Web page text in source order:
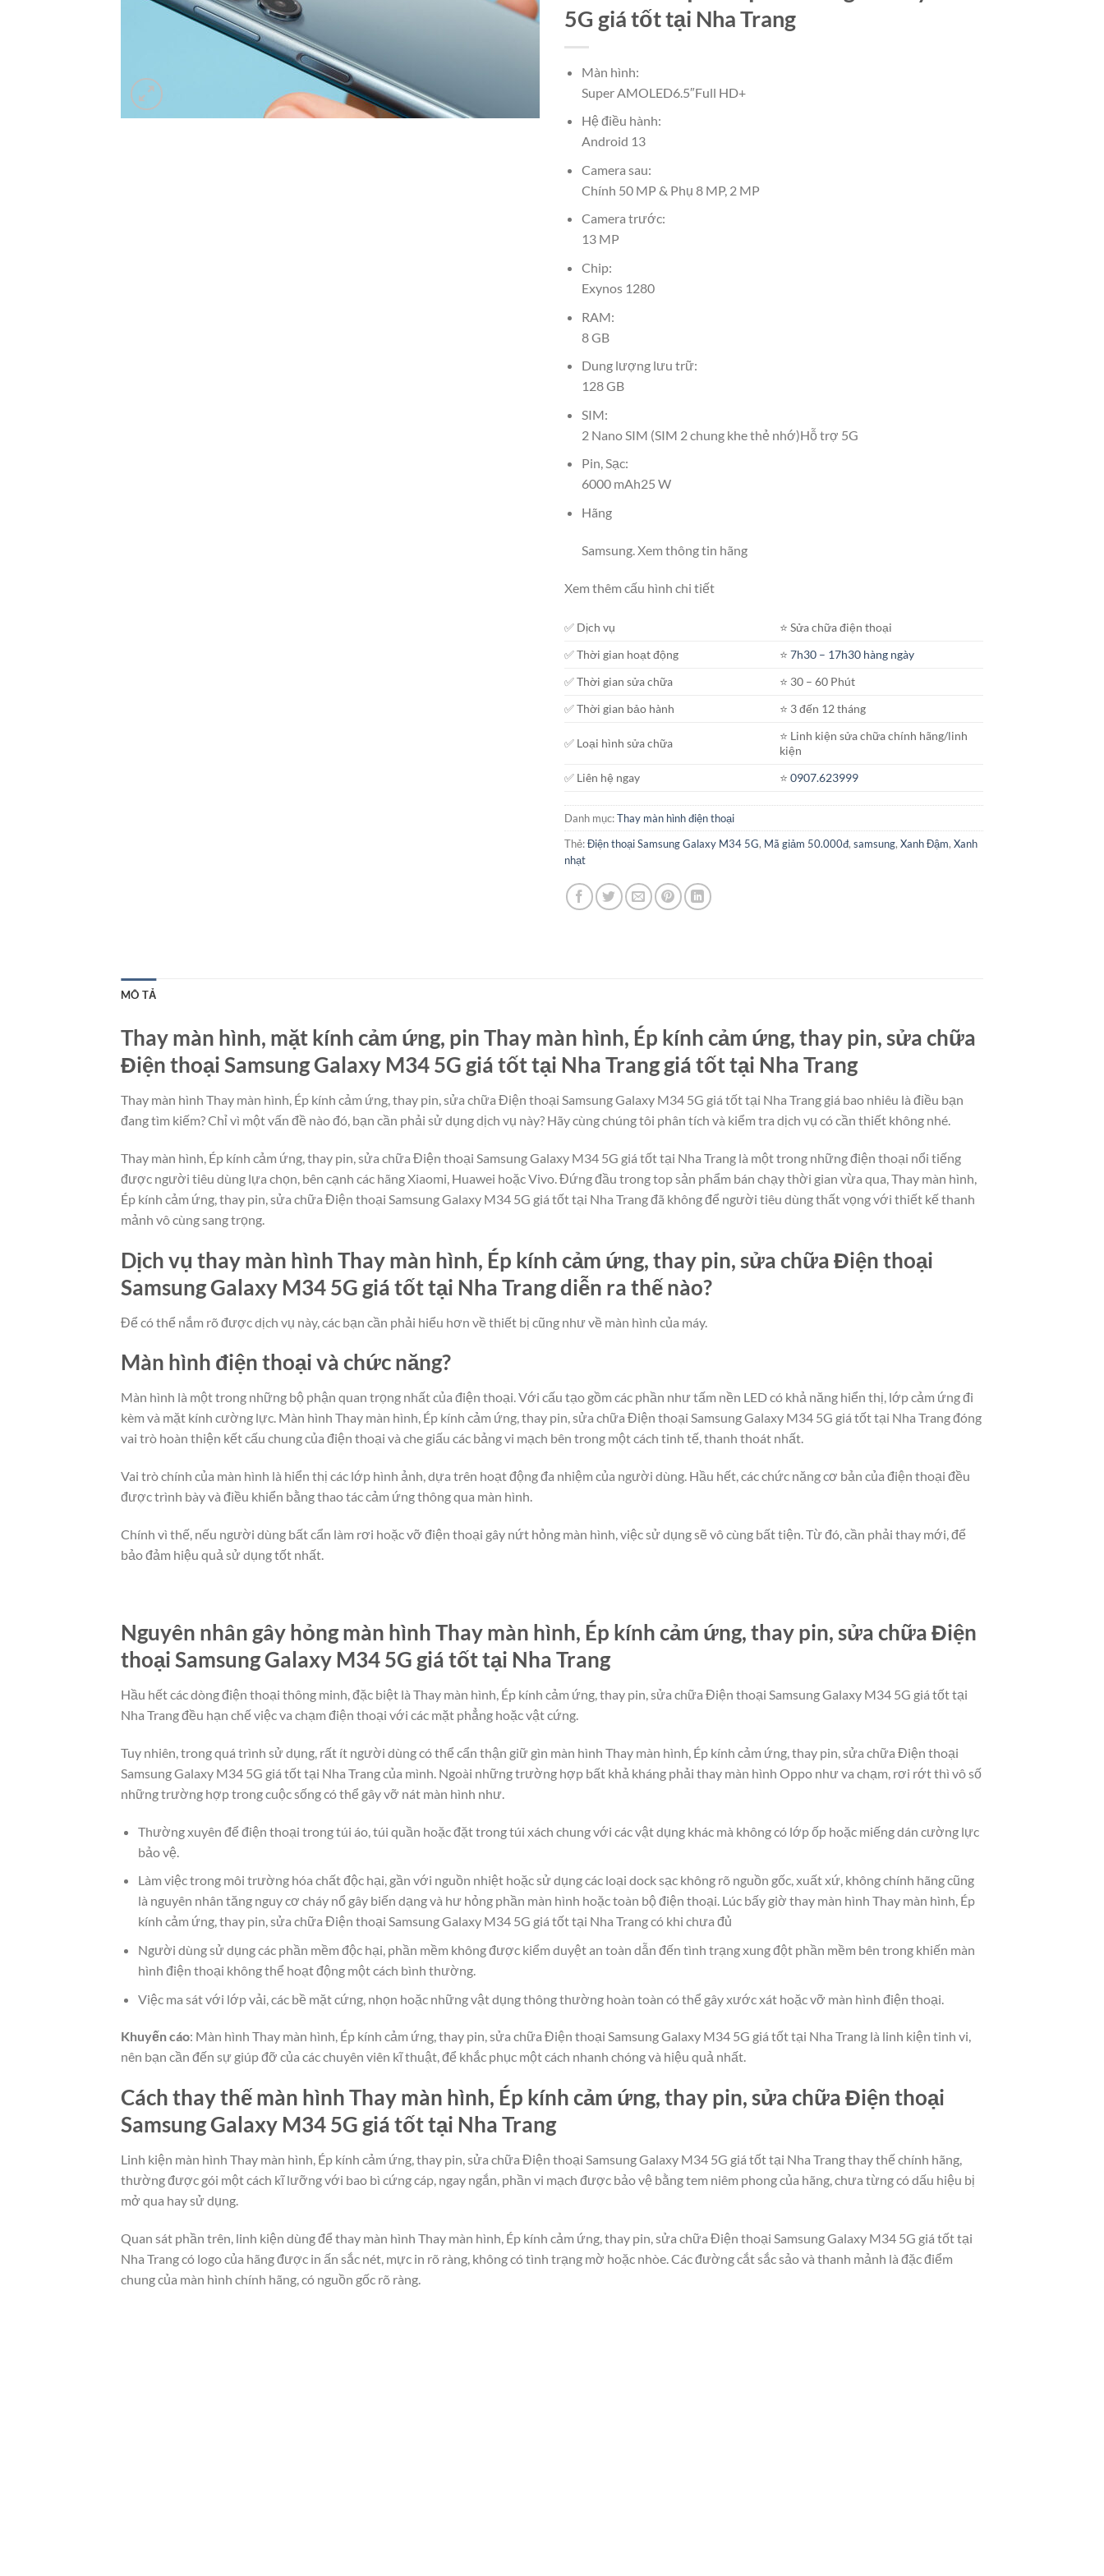
5G giá tốt tại Nha Trang
Màn hình:
Super AMOLED6.5″Full HD+
Hệ điều hành:
Android 13
Camera sau:
Chính 50 MP & Phụ 8 MP, 2 MP
Camera trước:
13 MP
Chip:
Exynos 1280
RAM:
8 GB
Dung lượng lưu trữ:
128 GB
SIM:
2 Nano SIM (SIM 2 chung khe thẻ nhớ)Hỗ trợ 5G
Pin, Sạc:
6000 mAh25 W
Hãng
Samsung.Xem thông tin hãng
Xem thêm cấu hình chi tiết
✅ Dịch vụ
⭐️ Sửa chữa điện thoại
✅ Thời gian hoạt động
⭐️7h30 – 17h30 hàng ngày
✅ Thời gian sửa chữa
⭐️ 30 – 60 Phút
✅ Thời gian bảo hành
⭐️ 3 đến 12 tháng
✅ Loại hình sửa chữa
⭐️ Linh kiện sửa chữa chính hãng/linh
kiện
✅ Liên hệ ngay
⭐️0907.623999
Danh mục:Thay màn hình điện thoại
Thẻ:Điện thoại Samsung Galaxy M34 5G, Mã giảm 50.000đ, samsung, Xanh Đậm, Xanh
nhạt
MÔ TẢ
Thay màn hình, mặt kính cảm ứng, pin Thay màn hình, Ép kính cảm ứng, thay pin, sửa chữa
Điện thoại Samsung Galaxy M34 5G giá tốt tại Nha Trang giá tốt tại Nha Trang
Thay màn hình Thay màn hình, Ép kính cảm ứng, thay pin, sửa chữa Điện thoại Samsung Galaxy M34 5G giá tốt tại Nha Trang giá bao nhiêu là điều bạn
đang tìm kiếm? Chỉ vì một vấn đề nào đó, bạn cần phải sử dụng dịch vụ này? Hãy cùng chúng tôi phân tích và kiểm tra dịch vụ có cần thiết không nhé.
Thay màn hình, Ép kính cảm ứng, thay pin, sửa chữa Điện thoại Samsung Galaxy M34 5G giá tốt tại Nha Trang là một trong những điện thoại nổi tiếng
được người tiêu dùng lựa chọn, bên cạnh các hãng Xiaomi, Huawei hoặc Vivo. Đứng đầu trong top sản phẩm bán chạy thời gian vừa qua, Thay màn hình,
Ép kính cảm ứng, thay pin, sửa chữa Điện thoại Samsung Galaxy M34 5G giá tốt tại Nha Trang đã không để người tiêu dùng thất vọng với thiết kế thanh
mảnh vô cùng sang trọng.
Dịch vụ thay màn hình Thay màn hình, Ép kính cảm ứng, thay pin, sửa chữa Điện thoại
Samsung Galaxy M34 5G giá tốt tại Nha Trang diễn ra thế nào?
Để có thể nắm rõ được dịch vụ này, các bạn cần phải hiểu hơn về thiết bị cũng như về màn hình của máy.
Màn hình điện thoại và chức năng?
Màn hình là một trong những bộ phận quan trọng nhất của điện thoại. Với cấu tạo gồm các phần như tấm nền LED có khả năng hiển thị, lớp cảm ứng đi
kèm và mặt kính cường lực. Màn hình Thay màn hình, Ép kính cảm ứng, thay pin, sửa chữa Điện thoại Samsung Galaxy M34 5G giá tốt tại Nha Trang đóng
vai trò hoàn thiện kết cấu chung của điện thoại và che giấu các bảng vi mạch bên trong một cách tinh tế, thanh thoát nhất.
Vai trò chính của màn hình là hiển thị các lớp hình ảnh, dựa trên hoạt động đa nhiệm của người dùng. Hầu hết, các chức năng cơ bản của điện thoại đều
được trình bày và điều khiển bằng thao tác cảm ứng thông qua màn hình.
Chính vì thế, nếu người dùng bất cẩn làm rơi hoặc vỡ điện thoại gây nứt hỏng màn hình, việc sử dụng sẽ vô cùng bất tiện. Từ đó, cần phải thay mới, để
bảo đảm hiệu quả sử dụng tốt nhất.
Nguyên nhân gây hỏng màn hình Thay màn hình, Ép kính cảm ứng, thay pin, sửa chữa Điện
thoại Samsung Galaxy M34 5G giá tốt tại Nha Trang
Hầu hết các dòng điện thoại thông minh, đặc biệt là Thay màn hình, Ép kính cảm ứng, thay pin, sửa chữa Điện thoại Samsung Galaxy M34 5G giá tốt tại
Nha Trang đều hạn chế việc va chạm điện thoại với các mặt phẳng hoặc vật cứng.
Tuy nhiên, trong quá trình sử dụng, rất ít người dùng có thể cẩn thận giữ gìn màn hình Thay màn hình, Ép kính cảm ứng, thay pin, sửa chữa Điện thoại
Samsung Galaxy M34 5G giá tốt tại Nha Trang của mình. Ngoài những trường hợp bất khả kháng phải thay màn hình Oppo như va chạm, rơi rớt thì vô số
những trường hợp trong cuộc sống có thể gây vỡ nát màn hình như.
Thường xuyên để điện thoại trong túi áo, túi quần hoặc đặt trong túi xách chung với các vật dụng khác mà không có lớp ốp hoặc miếng dán cường lực
bảo vệ.
Làm việc trong môi trường hóa chất độc hại, gần với nguồn nhiệt hoặc sử dụng các loại dock sạc không rõ nguồn gốc, xuất xứ, không chính hãng cũng
là nguyên nhân tăng nguy cơ cháy nổ gây biến dạng và hư hỏng phần màn hình hoặc toàn bộ điện thoại. Lúc bấy giờ thay màn hình Thay màn hình, Ép
kính cảm ứng, thay pin, sửa chữa Điện thoại Samsung Galaxy M34 5G giá tốt tại Nha Trang có khi chưa đủ
Người dùng sử dụng các phần mềm độc hại, phần mềm không được kiểm duyệt an toàn dẫn đến tình trạng xung đột phần mềm bên trong khiến màn
hình điện thoại không thể hoạt động một cách bình thường.
Việc ma sát với lớp vải, các bề mặt cứng, nhọn hoặc những vật dụng thông thường hoàn toàn có thể gây xước xát hoặc vỡ màn hình điện thoại.
Khuyến cáo: Màn hình Thay màn hình, Ép kính cảm ứng, thay pin, sửa chữa Điện thoại Samsung Galaxy M34 5G giá tốt tại Nha Trang là linh kiện tinh vi,
nên bạn cần đến sự giúp đỡ của các chuyên viên kĩ thuật, để khắc phục một cách nhanh chóng và hiệu quả nhất.
Cách thay thế màn hình Thay màn hình, Ép kính cảm ứng, thay pin, sửa chữa Điện thoại
Samsung Galaxy M34 5G giá tốt tại Nha Trang
Linh kiện màn hình Thay màn hình, Ép kính cảm ứng, thay pin, sửa chữa Điện thoại Samsung Galaxy M34 5G giá tốt tại Nha Trang thay thế chính hãng,
thường được gói một cách kĩ lưỡng với bao bì cứng cáp, ngay ngắn, phần vi mạch được bảo vệ bằng tem niêm phong của hãng, chưa từng có dấu hiệu bị
mở qua hay sử dụng.
Quan sát phần trên, linh kiện dùng để thay màn hình Thay màn hình, Ép kính cảm ứng, thay pin, sửa chữa Điện thoại Samsung Galaxy M34 5G giá tốt tại
Nha Trang có logo của hãng được in ấn sắc nét, mực in rõ ràng, không có tình trạng mờ hoặc nhòe. Các đường cắt sắc sảo và thanh mảnh là đặc điểm
chung của màn hình chính hãng, có nguồn gốc rõ ràng.